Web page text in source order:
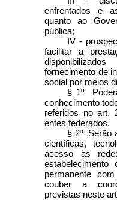
enfrentados e
quanto ao
pública;
IV -
facilitar a
fornecimento de
social por meios
§ 1º
conhecimento
referidos no art.
entes federados.
§ 2º Serão
científicas,
acesso às
estabelecimento
permanente
couber a
previstas neste